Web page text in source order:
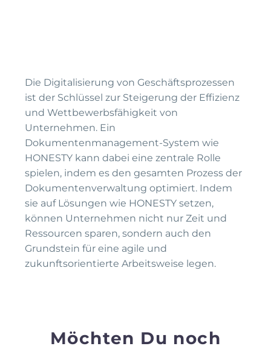
Die Digitalisierung von Geschäftsprozessen
ist der Schlüssel zur Steigerung der Effizienz
und Wettbewerbsfähigkeit von
Unternehmen. Ein
Dokumentenmanagement-System wie
HONESTY kann dabei eine zentrale Rolle
spielen, indem es den gesamten Prozess der
Dokumentenverwaltung optimiert. Indem
sie auf Lösungen wie HONESTY setzen,
können Unternehmen nicht nur Zeit und
Ressourcen sparen, sondern auch den
Grundstein für eine agile und
zukunftsorientierte Arbeitsweise legen.
Möchten Du noch